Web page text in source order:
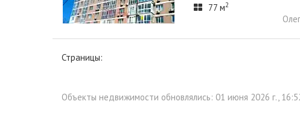
77 м2
Страницы:
Объекты недвижимости обновлялись: 01 июня 2026 г.,